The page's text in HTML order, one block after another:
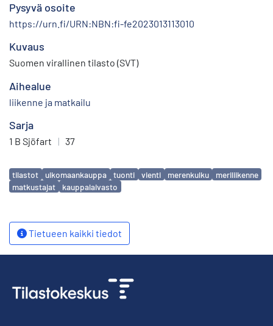
Pysyvä osoite
https://urn.fi/URN:NBN:fi-fe2023013113010
Kuvaus
Suomen virallinen tilasto (SVT)
Aihealue
liikenne ja matkailu
Sarja
1 B Sjöfart | 37
Avainsanat
tilastot ulkomaankauppa tuonti vienti merenkulku
meriliikenne
matkustajat
kauppalaivasto
Tietueen kaikki tiedot